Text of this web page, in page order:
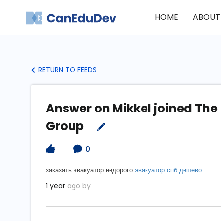
HOME
RETURN TO FEEDS
Answer on Mikkel joined The
Group
0
заказать эвакуатор недорого эвакуатор спб дешево
1 year ago by